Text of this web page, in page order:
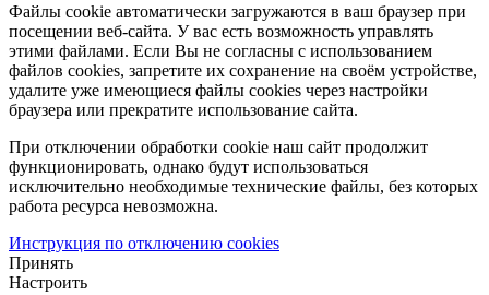
Файлы cookie автоматически загружаются в ваш браузер при
посещении веб-сайта. У вас есть возможность управлять
этими файлами. Если Вы не согласны с использованием
файлов cookies, запретите их сохранение на своём устройстве,
удалите уже имеющиеся файлы cookies через настройки
браузера или прекратите использование сайта.
При отключении обработки cookie наш сайт продолжит
функционировать, однако будут использоваться
исключительно необходимые технические файлы, без которых
работа ресурса невозможна.
Инструкция по отключению cookies
Принять
Настроить